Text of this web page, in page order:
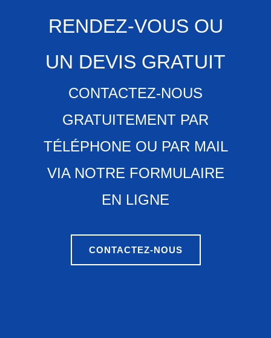
RENDEZ-VOUS OU
UN DEVIS GRATUIT
CONTACTEZ-NOUS
GRATUITEMENT PAR
TÉLÉPHONE OU PAR MAIL
VIA NOTRE FORMULAIRE
EN LIGNE
CONTACTEZ-NOUS